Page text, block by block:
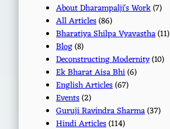
About Dharampalji's Work(7)
All Articles(86)
Bharatiya Shilpa Vyavastha(11)
Blog(8)
Deconstructing Modernity(10)
Ek Bharat Aisa Bhi(6)
English Articles(67)
Events(2)
Guruji Ravindra Sharma(37)
Hindi Articles(114)